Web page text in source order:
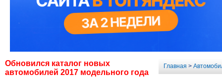
Обновился каталог новых
автомобилей 2017 модельного года
Главная >